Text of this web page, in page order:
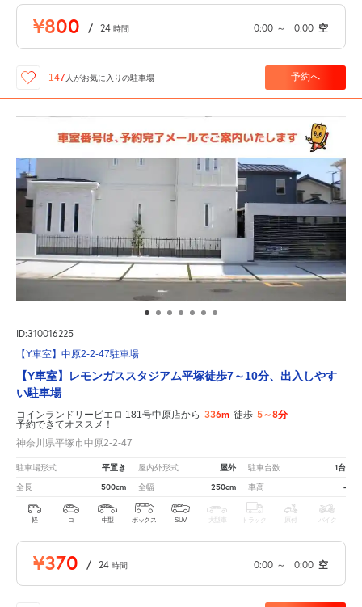
¥800 / 24 時間 0:00 ～ 0:00 空
147 人がお気に入りの駐車場 予約へ
ID:310016225
【Y車室】中原2-2-47駐車場
【Y車室】レモンガススタジアム平塚徒歩7～10分、出入しやす
い駐車場
コインランドリーピエロ 181号中原店から 336m 徒歩 5～8分
予約できてオススメ！
神奈川県平塚市中原2-2-47
駐車場形式 平置き 屋内外形式 屋外 駐車台数 1台
全長 500cm 全幅 250cm 車高 -
軽 コ 中型 ボックス SUV 大型車 トラック 原付 バイク
¥370 / 24 時間 0:00 ～ 0:00 空